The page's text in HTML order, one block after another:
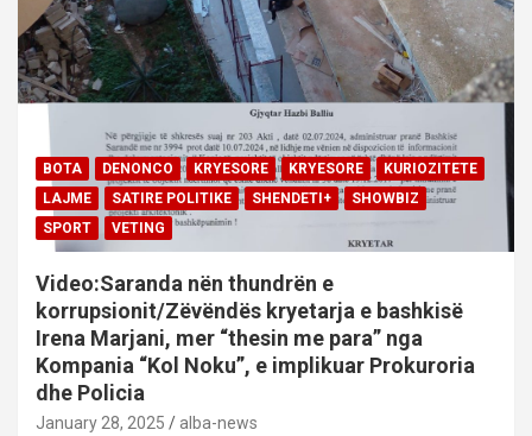
BOTA DENONCO KRYESORE KRYESORE
KURIOZITETE
LAJME
SATIRE POLITIKE SHENDETI+
SHOWBIZ
SPORT
VETING
Video:Saranda nën thundrën e
korrupsionit/Zëvëndës kryetarja e bashkisë
Irena Marjani, mer “thesin me para” nga
Kompania “Kol Noku”, e implikuar Prokuroria
dhe Policia
January 28, 2025 alba-news